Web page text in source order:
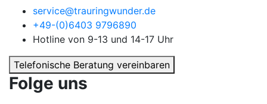
service@trauringwunder.de
+49-(0)6403 9796890
Hotline von 9-13 und 14-17 Uhr
Telefonische Beratung vereinbaren
Folge uns